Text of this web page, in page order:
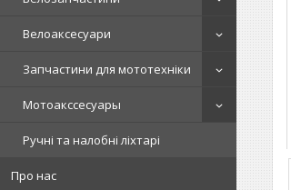
Велоаксесуари
Запчастини для мототехніки
Мотоакссесуары
Ручні та налобні ліхтарі
Про нас